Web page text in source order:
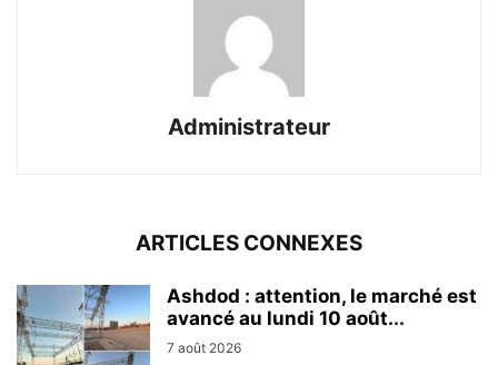
Administrateur
ARTICLES CONNEXES
Ashdod : attention, le marché est
avancé au lundi 10 août...
7 août 2026